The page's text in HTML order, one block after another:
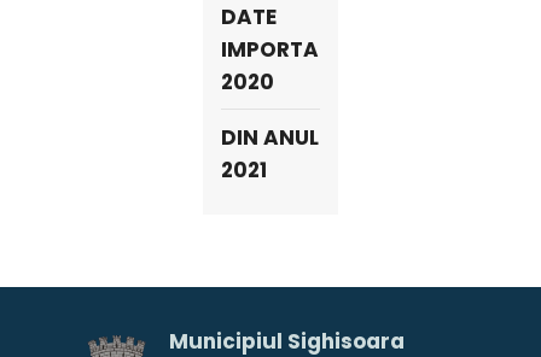
DATE
IMPORTANTE
2020
DIN ANUL
2021
Municipiul Sighisoara